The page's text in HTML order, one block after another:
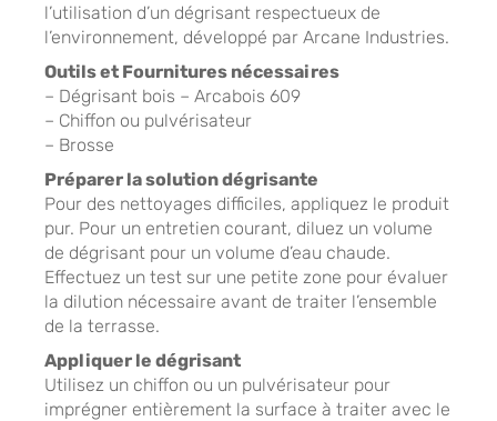
l’utilisation d’un dégrisant respectueux de
l’environnement, développé par Arcane Industries.
Outils et Fournitures nécessaires
– Dégrisant bois – Arcabois 609
– Chiffon ou pulvérisateur
– Brosse
Préparer la solution dégrisante
Pour des nettoyages difficiles, appliquez le produit
pur. Pour un entretien courant, diluez un volume
de dégrisant pour un volume d’eau chaude.
Effectuez un test sur une petite zone pour évaluer
la dilution nécessaire avant de traiter l’ensemble
de la terrasse.
Appliquer le dégrisant
Utilisez un chiffon ou un pulvérisateur pour
imprégner entièrement la surface à traiter avec le